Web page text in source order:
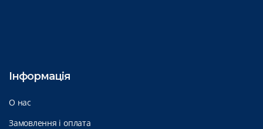
Інформація
О нас
Замовлення і оплата